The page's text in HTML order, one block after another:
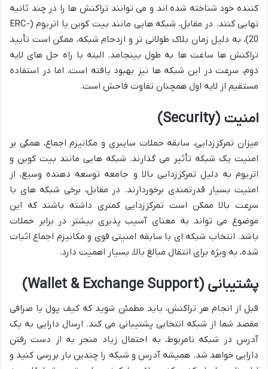
کننده خود شناخته شده اند و می توانند تراکنش ها را در چند ثانیه
نهایی کنند. در مقابل، شبکه هایی مانند بیت کوین یا اتریوم (ERC-
20)، به دلیل زمان بلاک طولانی تر و ازدحام شبکه، ممکن است تأیید
تراکنش ها ساعت ها به طول بینجامد. البته با راه حل های لایه
دوم، سرعت در این شبکه ها نیز بهبود یافته است، اما در استفاده
مستقیم از لایه اول همچنان تفاوت فاحش است.
امنیت (Security)
میزان تمرکززدایی، سابقه حملات سایبری و مکانیزم اجماع، همگی بر
امنیت یک شبکه تأثیر می گذارند. شبکه هایی مانند بیت کوین و
اتریوم به دلیل تمرکززدایی بالا و جامعه توسعه دهنده وسیع، از
امنیت بسیار قدرتمندی برخوردارند. در مقابل، برخی شبکه های با
سرعت بالا ممکن است تمرکززدایی کمتری داشته باشند که این
موضوع می تواند به معنای آسیب پذیری بیشتر در برابر حملات
باشد. انتخاب شبکه ای با سابقه امنیتی قوی و مکانیزم اجماع اثبات
شده، به ویژه برای انتقال مبالغ بالا، بسیار اهمیت دارد.
پشتیبانی (Wallet & Exchange Support)
قبل از انجام هر تراکنش، باید مطمئن شوید که کیف پول یا صرافی
مقصد شما از شبکه انتخابی پشتیبانی می کند. ارسال دارایی به یک
آدرس در شبکه نامربوط، به احتمال زیاد منجر به از دست رفتن
دارایی خواهد شد. همیشه آدرس و شبکه را چندین بار بررسی کنید و